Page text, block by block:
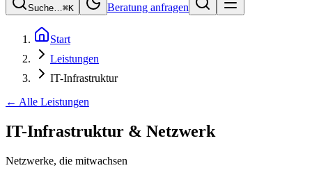
Suche…⌘K Beratung anfragen
Start
Leistungen
IT-Infrastruktur
← Alle Leistungen
IT-Infrastruktur & Netzwerk
Netzwerke, die mitwachsen